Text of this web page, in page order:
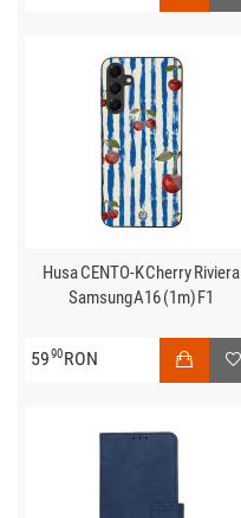
Husa CENTO-K Cherry Riviera
Samsung A16 (1m) F1
5990RON